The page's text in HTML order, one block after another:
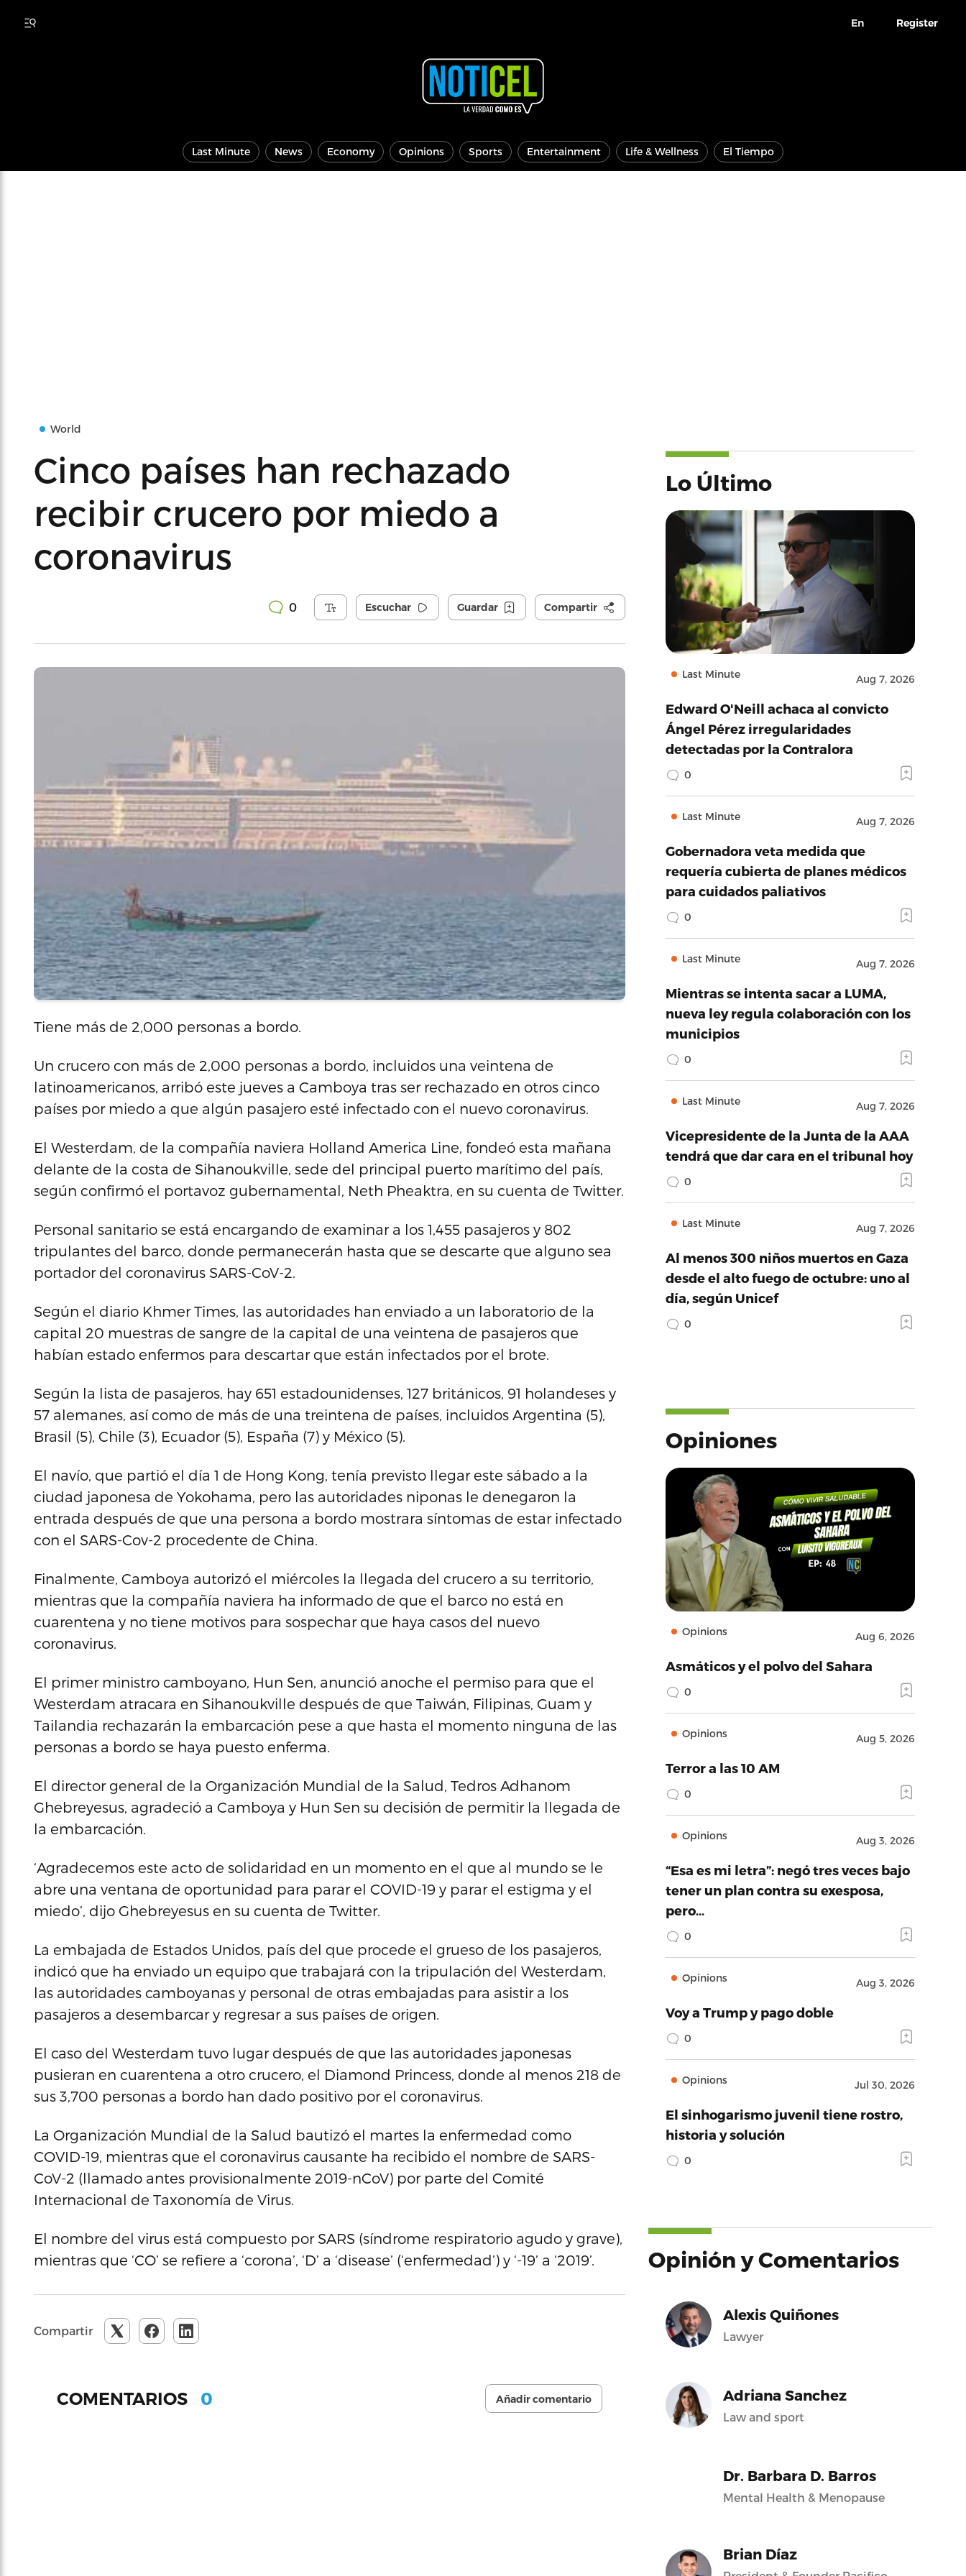
En Register
Last Minute News Economy Opinions Sports Entertainment Life & Wellness El Tiempo
World
Cinco países han rechazado
recibir crucero por miedo a
coronavirus
0 Escuchar Guardar Compartir
Tiene más de 2,000 personas a bordo.
Un crucero con más de 2,000 personas a bordo, incluidos una veintena de
latinoamericanos, arribó este jueves a Camboya tras ser rechazado en otros cinco
países por miedo a que algún pasajero esté infectado con el nuevo coronavirus.
El Westerdam, de la compañía naviera Holland America Line, fondeó esta mañana
delante de la costa de Sihanoukville, sede del principal puerto marítimo del país,
según confirmó el portavoz gubernamental, Neth Pheaktra, en su cuenta de Twitter.
Personal sanitario se está encargando de examinar a los 1,455 pasajeros y 802
tripulantes del barco, donde permanecerán hasta que se descarte que alguno sea
portador del coronavirus SARS-CoV-2.
Según el diario Khmer Times, las autoridades han enviado a un laboratorio de la
capital 20 muestras de sangre de la capital de una veintena de pasajeros que
habían estado enfermos para descartar que están infectados por el brote.
Según la lista de pasajeros, hay 651 estadounidenses, 127 británicos, 91 holandeses y
57 alemanes, así como de más de una treintena de países, incluidos Argentina (5),
Brasil (5), Chile (3), Ecuador (5), España (7) y México (5).
El navío, que partió el día 1 de Hong Kong, tenía previsto llegar este sábado a la
ciudad japonesa de Yokohama, pero las autoridades niponas le denegaron la
entrada después de que una persona a bordo mostrara síntomas de estar infectado
con el SARS-Cov-2 procedente de China.
Finalmente, Camboya autorizó el miércoles la llegada del crucero a su territorio,
mientras que la compañía naviera ha informado de que el barco no está en
cuarentena y no tiene motivos para sospechar que haya casos del nuevo
coronavirus.
El primer ministro camboyano, Hun Sen, anunció anoche el permiso para que el
Westerdam atracara en Sihanoukville después de que Taiwán, Filipinas, Guam y
Tailandia rechazarán la embarcación pese a que hasta el momento ninguna de las
personas a bordo se haya puesto enferma.
El director general de la Organización Mundial de la Salud, Tedros Adhanom
Ghebreyesus, agradeció a Camboya y Hun Sen su decisión de permitir la llegada de
la embarcación.
‘Agradecemos este acto de solidaridad en un momento en el que al mundo se le
abre una ventana de oportunidad para parar el COVID-19 y parar el estigma y el
miedo’, dijo Ghebreyesus en su cuenta de Twitter.
La embajada de Estados Unidos, país del que procede el grueso de los pasajeros,
indicó que ha enviado un equipo que trabajará con la tripulación del Westerdam,
las autoridades camboyanas y personal de otras embajadas para asistir a los
pasajeros a desembarcar y regresar a sus países de origen.
El caso del Westerdam tuvo lugar después de que las autoridades japonesas
pusieran en cuarentena a otro crucero, el Diamond Princess, donde al menos 218 de
sus 3,700 personas a bordo han dado positivo por el coronavirus.
La Organización Mundial de la Salud bautizó el martes la enfermedad como
COVID-19, mientras que el coronavirus causante ha recibido el nombre de SARS-
CoV-2 (llamado antes provisionalmente 2019-nCoV) por parte del Comité
Internacional de Taxonomía de Virus.
El nombre del virus está compuesto por SARS (síndrome respiratorio agudo y grave),
mientras que ‘CO’ se refiere a ‘corona’, ‘D’ a ‘disease’ (‘enfermedad’) y ‘-19’ a ‘2019’.
Compartir
COMENTARIOS 0 Añadir comentario
Lo Último
Last Minute Aug 7, 2026
Edward O'Neill achaca al convicto
Ángel Pérez irregularidades
detectadas por la Contralora
0
Last Minute Aug 7, 2026
Gobernadora veta medida que
requería cubierta de planes médicos
para cuidados paliativos
0
Last Minute Aug 7, 2026
Mientras se intenta sacar a LUMA,
nueva ley regula colaboración con los
municipios
0
Last Minute Aug 7, 2026
Vicepresidente de la Junta de la AAA
tendrá que dar cara en el tribunal hoy
0
Last Minute Aug 7, 2026
Al menos 300 niños muertos en Gaza
desde el alto fuego de octubre: uno al
día, según Unicef
0
Opiniones
Opinions Aug 6, 2026
Asmáticos y el polvo del Sahara
0
Opinions Aug 5, 2026
Terror a las 10 AM
0
Opinions Aug 3, 2026
“Esa es mi letra”: negó tres veces bajo
tener un plan contra su exesposa,
pero…
0
Opinions Aug 3, 2026
Voy a Trump y pago doble
0
Opinions Jul 30, 2026
El sinhogarismo juvenil tiene rostro,
historia y solución
0
Opinión y Comentarios
Alexis Quiñones
Lawyer
Adriana Sanchez
Law and sport
Dr. Barbara D. Barros
Mental Health & Menopause
Brian Díaz